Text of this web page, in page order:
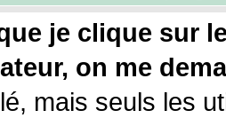
je clique sur
on me
mais seuls les